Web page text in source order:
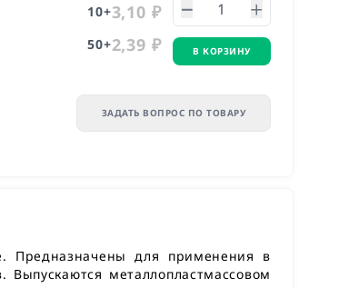
10+3,10 ₽
50+2,39 ₽ В КОРЗИНУ
ЗАДАТЬ ВОПРОС ПО ТОВАРУ
Предназначены для применения в
металлопластмассовом